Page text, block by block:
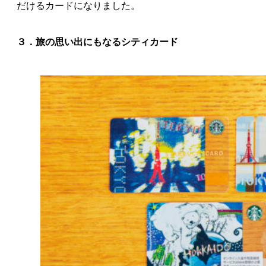
だけるカードになりました。
３．旅の思い出にもなるシティカード